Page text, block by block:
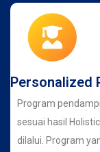
Personalized
Program
sesuai hasil
dilalui. Program